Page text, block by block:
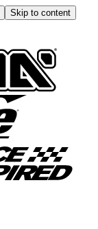
Skip to content